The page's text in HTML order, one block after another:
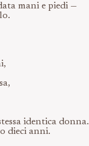
mani e piedi —
identica donna.
dieci anni.